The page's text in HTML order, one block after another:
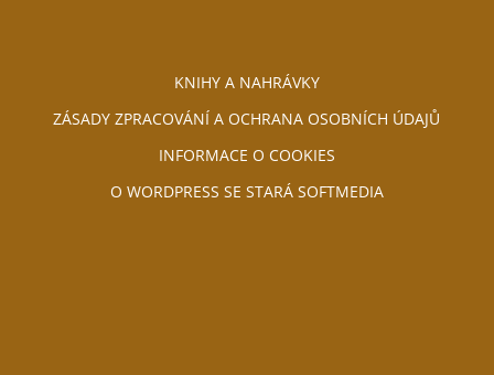
KNIHY A NAHRÁVKY
ZÁSADY ZPRACOVÁNÍ A OCHRANA OSOBNÍCH ÚDAJŮ
INFORMACE O COOKIES
O WORDPRESS SE STARÁ SOFTMEDIA